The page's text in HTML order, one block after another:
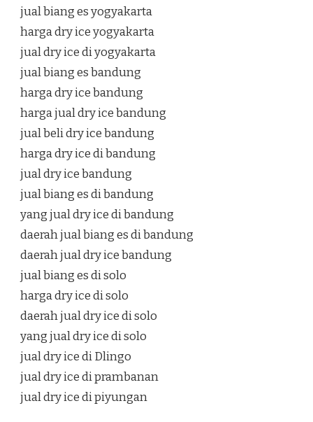
jual biang es yogyakarta
harga dry ice yogyakarta
jual dry ice di yogyakarta
jual biang es bandung
harga dry ice bandung
harga jual dry ice bandung
jual beli dry ice bandung
harga dry ice di bandung
jual dry ice bandung
jual biang es di bandung
yang jual dry ice di bandung
daerah jual biang es di bandung
daerah jual dry ice bandung
jual biang es di solo
harga dry ice di solo
daerah jual dry ice di solo
yang jual dry ice di solo
jual dry ice di Dlingo
jual dry ice di prambanan
jual dry ice di piyungan